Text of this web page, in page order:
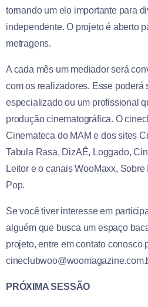
tornando um elo importante para
independente. O projeto é aberto
metragens.
A cada mês um mediador será
com os realizadores. Esse poderá
especializado ou um profissional
produção cinematográfica. O
Cinemateca do MAM e dos sites
Tabula Rasa, DizAÊ, Loggado,
Leitor e o canais WooMaxx,
Pop.
Se você tiver interesse em
alguém que busca um espaço
projeto, entre em contato conosco
cineclubwoo@woomagazine.co
PRÓXIMA SESSÃO